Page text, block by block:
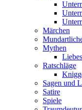
Märchen
Mythen
Ratschläge
Sagen und
Satire
Spiele